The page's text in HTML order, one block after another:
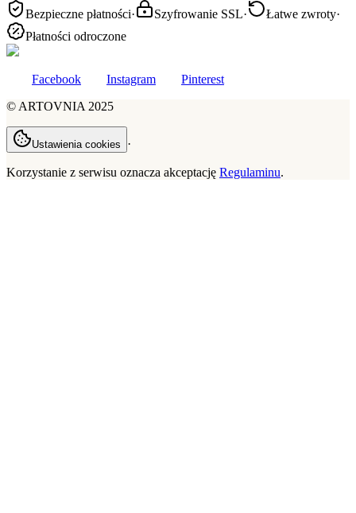
Bezpieczne płatności· Szyfrowanie SSL· Łatwe zwroty·
Płatności odroczone
Facebook Instagram
Pinterest
© ARTOVNIA 2025
Ustawienia cookies ·
Korzystanie z serwisu oznacza akceptację Regulaminu.